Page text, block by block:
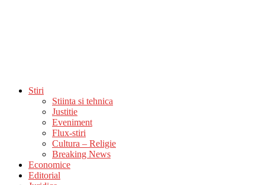
Stiri
Stiinta si tehnica
Justitie
Eveniment
Flux-stiri
Cultura – Religie
Breaking News
Economice
Editorial